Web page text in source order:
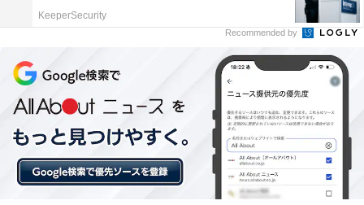
KeeperSecurity
Recommended by